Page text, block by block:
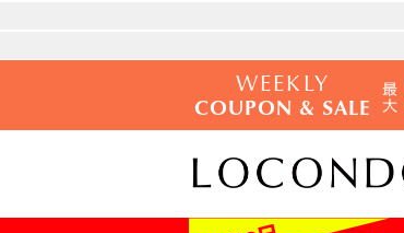
WEEKLY
COUPON & SALE